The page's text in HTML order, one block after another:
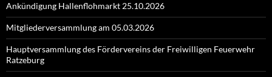
Ankündigung Hallenflohmarkt 25.10.2026
Mitgliederversammlung am 05.03.2026
Hauptversammlung des Fördervereins der Freiwilligen Feuerwehr
Ratzeburg